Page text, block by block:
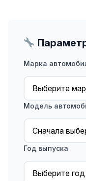
Марка
Модель
Год выпуска